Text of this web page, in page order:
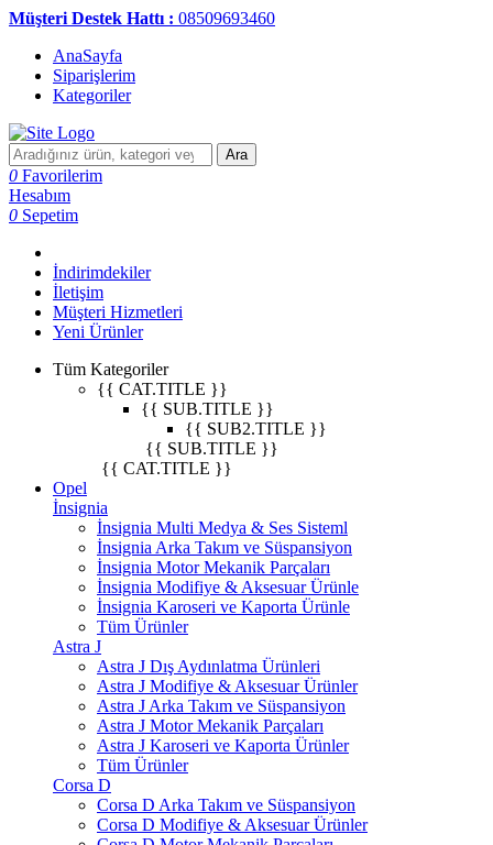
Müşteri Destek Hattı : 08509693460
AnaSayfa
Siparişlerim
Kategoriler
Ara
0 Favorilerim
Hesabım
0 Sepetim
İndirimdekiler
İletişim
Müşteri Hizmetleri
Yeni Ürünler
Tüm Kategoriler
{{ CAT.TITLE }}
{{ SUB.TITLE }}
{{ SUB2.TITLE }}
{{ SUB.TITLE }}
{{ CAT.TITLE }}
Opel
İnsignia
İnsignia Multi Medya & Ses Sisteml
İnsignia Arka Takım ve Süspansiyon
İnsignia Motor Mekanik Parçaları
İnsignia Modifiye & Aksesuar Ürünle
İnsignia Karoseri ve Kaporta Ürünle
Tüm Ürünler
Astra J
Astra J Dış Aydınlatma Ürünleri
Astra J Modifiye & Aksesuar Ürünler
Astra J Arka Takım ve Süspansiyon
Astra J Motor Mekanik Parçaları
Astra J Karoseri ve Kaporta Ürünler
Tüm Ürünler
Corsa D
Corsa D Arka Takım ve Süspansiyon
Corsa D Modifiye & Aksesuar Ürünler